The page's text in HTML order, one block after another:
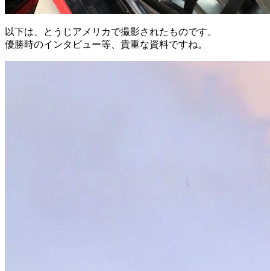
以下は、とうじアメリカで撮影されたものです。
優勝時のインタビュー等、貴重な資料ですね。